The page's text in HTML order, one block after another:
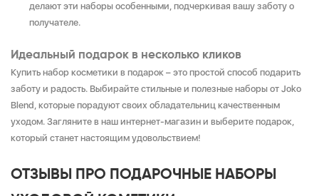
делают эти наборы особенными, подчеркивая вашу заботу о
получателе.
Идеальный подарок в несколько кликов
Купить набор косметики в подарок – это простой способ подарить
заботу и радость. Выбирайте стильные и полезные наборы от Joko
Blend, которые порадуют своих обладательниц качественным
уходом. Загляните в наш интернет-магазин и выберите подарок,
который станет настоящим удовольствием!
ОТЗЫВЫ ПРО ПОДАРОЧНЫЕ НАБОРЫ